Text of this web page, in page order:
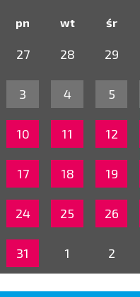
pn wt śr
27 28 29
3 4 5
10 11 12
17 18 19
24 25 26
31 1 2